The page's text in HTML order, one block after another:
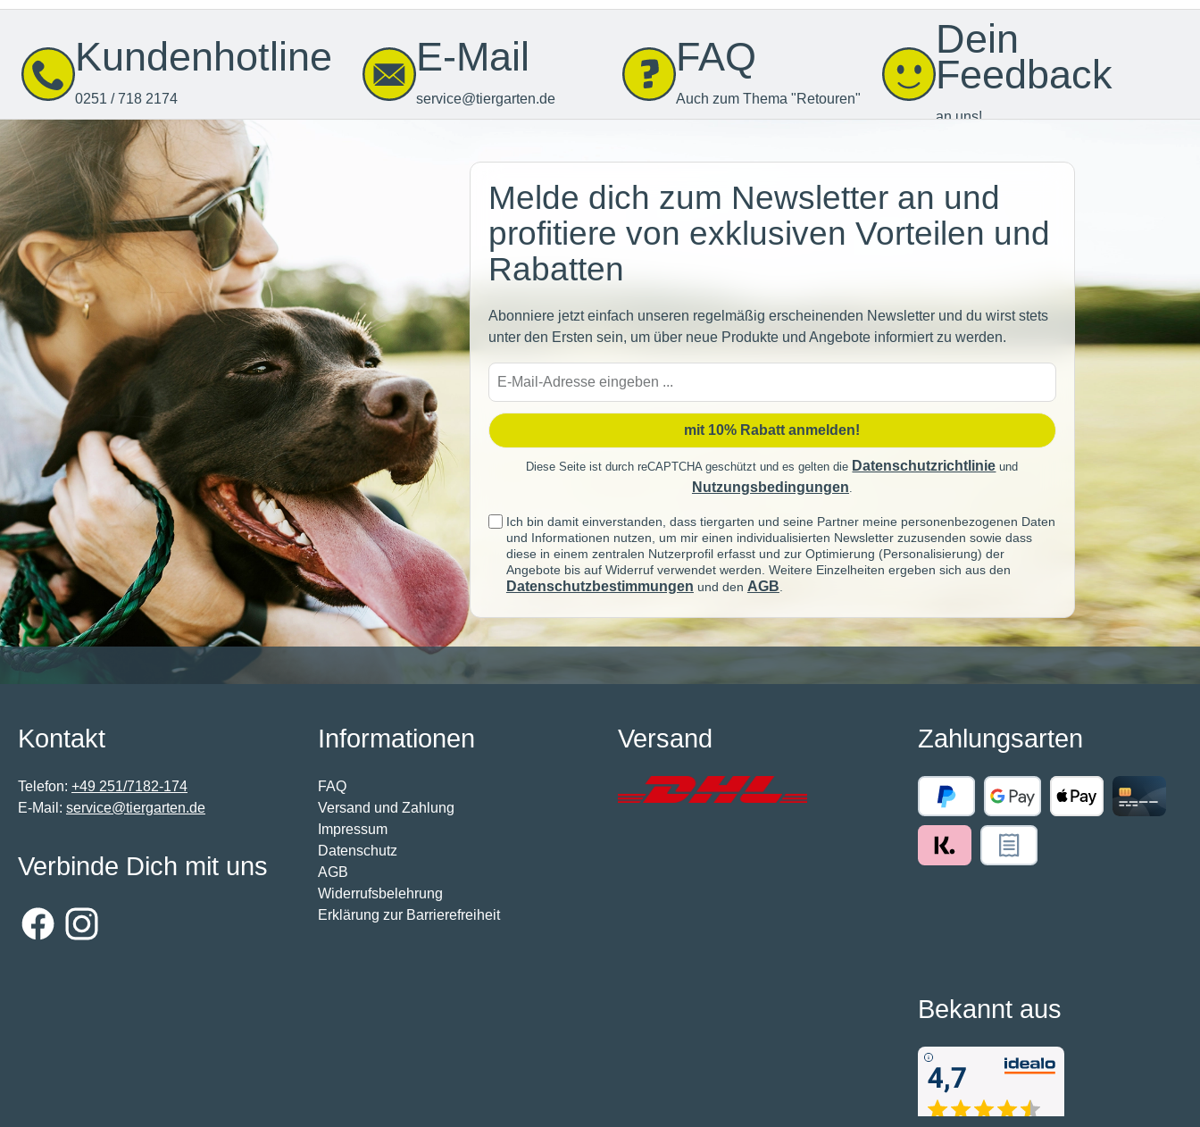
Kundenhotline
0251 / 718 2174
E-Mail
service@tiergarten.de
FAQ
Auch zum Thema "Retouren"
Dein
Feedback
an uns!
Melde dich zum Newsletter an und
profitiere von exklusiven Vorteilen und
Rabatten
Abonniere jetzt einfach unseren regelmäßig erscheinenden Newsletter und du wirst stets
unter den Ersten sein, um über neue Produkte und Angebote informiert zu werden.
Adresse
mit 10% Rabatt anmelden!
Diese Seite ist durch reCAPTCHA geschützt und es gelten die Datenschutzrichtlinie und
Nutzungsbedingungen.
Ich bin damit einverstanden, dass tiergarten und seine Partner meine personenbezogenen Daten
und Informationen nutzen, um mir einen individualisierten Newsletter zuzusenden sowie dass
diese in einem zentralen Nutzerprofil erfasst und zur Optimierung (Personalisierung) der
Angebote bis auf Widerruf verwendet werden. Weitere Einzelheiten ergeben sich aus den
Datenschutzbestimmungen und den AGB
Kontakt
Telefon: +49 251/7182-174
E-Mail: service@tiergarten.de
Informationen
FAQ
Versand und Zahlung
Impressum
Datenschutz
AGB
Widerrufsbelehrung
Erklärung zur Barrierefreiheit
Versand Zahlungsarten
Verbinde Dich mit uns
FacebookInstagram
Bekannt aus